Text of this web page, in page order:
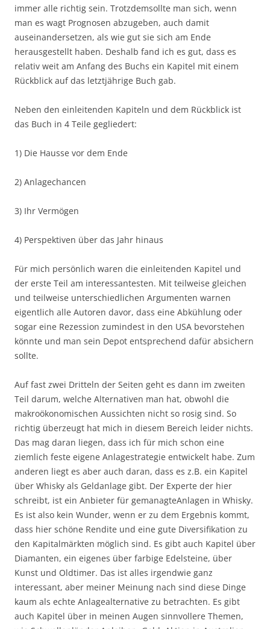
immer alle richtig sein. Trotzdemsollte man sich, wenn
man es wagt Prognosen abzugeben, auch damit
auseinandersetzen, als wie gut sie sich am Ende
herausgestellt haben. Deshalb fand ich es gut, dass es
relativ weit am Anfang des Buchs ein Kapitel mit einem
Rückblick auf das letztjährige Buch gab.
Neben den einleitenden Kapiteln und dem Rückblick ist
das Buch in 4 Teile gegliedert:
1) Die Hausse vor dem Ende
2) Anlagechancen
3) Ihr Vermögen
4) Perspektiven über das Jahr hinaus
Für mich persönlich waren die einleitenden Kapitel und
der erste Teil am interessantesten. Mit teilweise gleichen
und teilweise unterschiedlichen Argumenten warnen
eigentlich alle Autoren davor, dass eine Abkühlung oder
sogar eine Rezession zumindest in den USA bevorstehen
könnte und man sein Depot entsprechend dafür absichern
sollte.
Auf fast zwei Dritteln der Seiten geht es dann im zweiten
Teil darum, welche Alternativen man hat, obwohl die
makroökonomischen Aussichten nicht so rosig sind. So
richtig überzeugt hat mich in diesem Bereich leider nichts.
Das mag daran liegen, dass ich für mich schon eine
ziemlich feste eigene Anlagestrategie entwickelt habe. Zum
anderen liegt es aber auch daran, dass es z.B. ein Kapitel
über Whisky als Geldanlage gibt. Der Experte der hier
schreibt, ist ein Anbieter für gemanagteAnlagen in Whisky.
Es ist also kein Wunder, wenn er zu dem Ergebnis kommt,
dass hier schöne Rendite und eine gute Diversifikation zu
den Kapitalmärkten möglich sind. Es gibt auch Kapitel über
Diamanten, ein eigenes über farbige Edelsteine, über
Kunst und Oldtimer. Das ist alles irgendwie ganz
interessant, aber meiner Meinung nach sind diese Dinge
kaum als echte Anlagealternative zu betrachten. Es gibt
auch Kapitel über in meinen Augen sinnvollere Themen,